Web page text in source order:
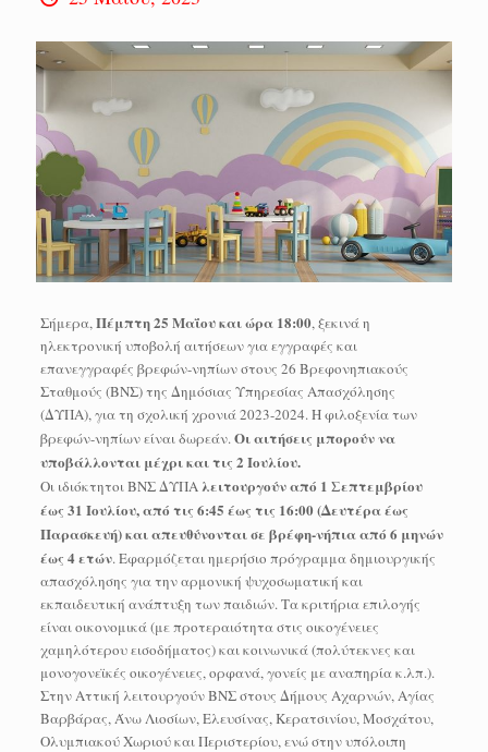
Σήμερα, Πέμπτη 25 Μαΐου και ώρα 18:00, ξεκινά η
ηλεκτρονική υποβολή αιτήσεων για εγγραφές και
επανεγγραφές βρεφών-νηπίων στους 26 Βρεφονηπιακούς
Σταθμούς (ΒΝΣ) της Δημόσιας Υπηρεσίας Απασχόλησης
(ΔΥΠΑ), για τη σχολική χρονιά 2023-2024. Η φιλοξενία των
βρεφών-νηπίων είναι δωρεάν. Οι αιτήσεις μπορούν να
υποβάλλονται μέχρι και τις 2 Ιουλίου.
Οι ιδιόκτητοι ΒΝΣ ΔΥΠΑ λειτουργούν από 1 Σεπτεμβρίου
έως 31 Ιουλίου, από τις 6:45 έως τις 16:00 (Δευτέρα έως
Παρασκευή) και απευθύνονται σε βρέφη-νήπια από 6 μηνών
έως 4 ετών. Εφαρμόζεται ημερήσιο πρόγραμμα δημιουργικής
απασχόλησης για την αρμονική ψυχοσωματική και
εκπαιδευτική ανάπτυξη των παιδιών. Τα κριτήρια επιλογής
είναι οικονομικά (με προτεραιότητα στις οικογένειες
χαμηλότερου εισοδήματος) και κοινωνικά (πολύτεκνες και
μονογονεϊκές οικογένειες, ορφανά, γονείς με αναπηρία κ.λπ.).
Στην Αττική λειτουργούν ΒΝΣ στους Δήμους Αχαρνών, Αγίας
Βαρβάρας, Άνω Λιοσίων, Ελευσίνας, Κερατσινίου, Μοσχάτου,
Ολυμπιακού Χωριού και Περιστερίου, ενώ στην υπόλοιπη